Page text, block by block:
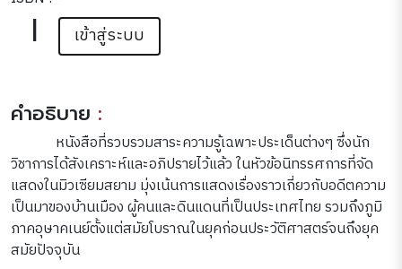
| เข้าสู่ระบบ
คำอธิบาย :
หนังสือที่รวบรวมสาระความรู้เฉพาะประเด็นต่างๆ ซึ่งนัก
วิชาการได้สังเคราะห์และอภิปรายไว้แล้ว ในหัวข้อนิทรรศการที่จัด
แสดงในมิวเซียมสยาม มุ่งเน้นการแสดงเรื่องราวเกี่ยวกับอดีตความ
เป็นมาของบ้านเมือง ผู้คนและดินแดนที่เป็นประเทศไทย รวมถึงภูมิ
ภาคอุษาคเนย์ตั้งแต่สมัยโบราณในยุคก่อนประวัติศาสตร์จนถึงยุค
สมัยปัจจุบัน